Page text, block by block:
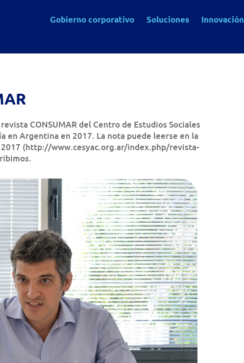
Gobierno corporativo Soluciones Innovación
CONSUMAR del Centro de Estudios Sociales
en Argentina en 2017. La nota puede leerse en la
(http://www.cesyac.org.ar/index.php/revista-